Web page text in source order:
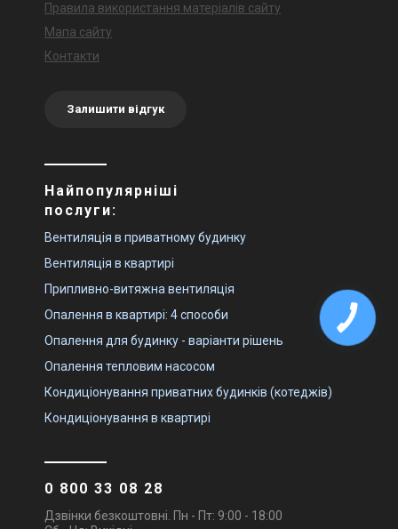
Правила використання матеріалів сайту
Мапа сайту
Контакти
Залишити відгук
Найпопулярніші
послуги:
Вентиляція в приватному будинку
Вентиляція в квартирі
Припливно-витяжна вентиляція
Опалення в квартирі: 4 способи
Опалення для будинку - варіанти рішень
Опалення тепловим насосом
Кондиціонування приватних будинків (котеджів)
Кондиціонування в квартирі
0 800 33 08 28
Дзвінки безкоштовні. Пн - Пт: 9:00 - 18:00